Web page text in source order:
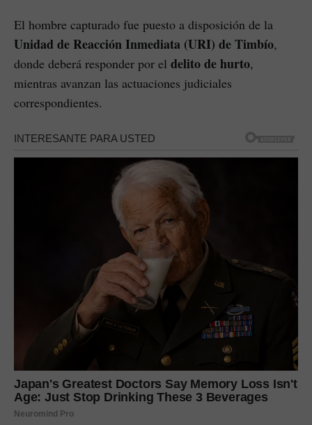
El hombre capturado fue puesto a disposición de la
Unidad de Reacción Inmediata (URI) de Timbío,
donde deberá responder por el delito de hurto,
mientras avanzan las actuaciones judiciales
correspondientes.